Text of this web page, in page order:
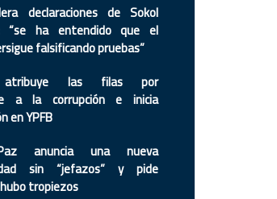
declaraciones de Sokol
“se ha entendido que el
falsificando pruebas”
atribuye las filas por
a la corrupción e inicia
en YPFB
anuncia una nueva
sin “jefazos” y pide
tropiezos